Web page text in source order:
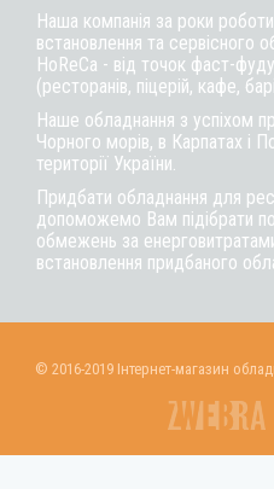
Наша компанія за роки
встановлення та сервісного
HoReCa - від точок фаст-
(ресторанів, піцерій, кафе,
Наше обладнання з успіхом
Чорного морів, в Карпатах і
території України.
Придбати обладнання для
допоможемо Вам підібрати
обмежень за
встановлення придбаного
© 2016-2019 Інтернет-магазин